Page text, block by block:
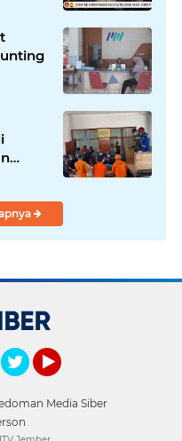
Media Siber